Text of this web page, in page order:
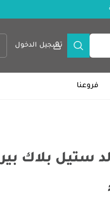
تسجيل الدخول
فروعنا
ستيل بلاك بير